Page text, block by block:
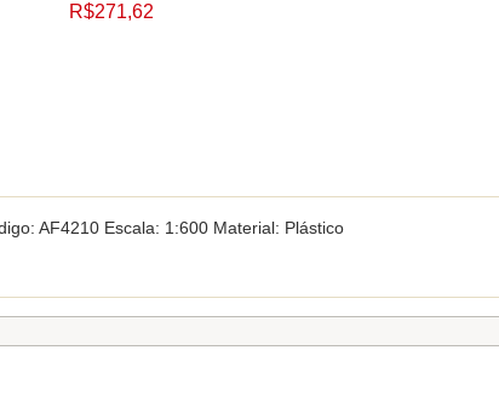
R$271,62
AF4210 Escala: 1:600 Material: Plástico